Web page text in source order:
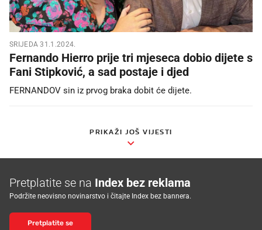
SRIJEDA 31.1.2024.
Fernando Hierro prije tri mjeseca dobio dijete s
Fani Stipković, a sad postaje i djed
FERNANDOV sin iz prvog braka dobit će dijete.
PRIKAŽI JOŠ VIJESTI
Pretplatite se na Index bez reklama
Podržite neovisno novinarstvo i čitajte Index bez bannera.
Pretplatite se